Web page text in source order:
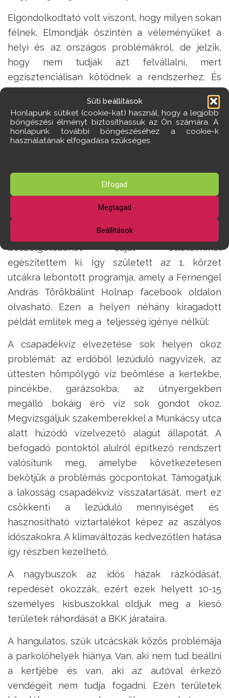
Süti beállítások
Honlapunk sütiket (cookie-kat) használ, hogy a legjobb
böngészési élményt biztosíthassuk az Ön számára. A
honlapunk további böngészéséhez a cookie-k
használatának elfogadása szükséges.
Elfogad
Megtagad
Beállítások
Elgondolkodtató volt viszont, hogy milyen sokan
félnek. Elmondják őszintén a véleményüket a
helyi és az országos problémákról, de jelzik,
hogy nem tudják azt felvállalni, mert
egzisztenciálisan kötődnek a rendszerhez. És
tartanak kellemetlen retorzióktól kritikus
gondolataik miatt, hanem a legkülönbözőbb
állami vállalatoknál dolgozó emberek is félnek.
véleményüket. Az ötvenes évek szele kezd
lengedezni sajnos országszerte, és így
A lakókkal folytatott személyes
beszélgetéseket saját ötleteimmel
egészítettem ki. Így született az 1. körzet
utcákra lebontott programja, amely a Fernengel
András Törökbálint Holnap facebook oldalon
olvasható. Ezen a helyen néhány kiragadott
példát említek meg a teljesség igénye nélkül:
A csapadékvíz elvezetése sok helyen okoz
problémát: az erdőből lezúduló nagyvizek, az
úttesten hömpölygő víz beömlése a kertekbe,
pincékbe, garázsokba, az útnyergekben
megálló bokáig érő víz sok gondot okoz.
Megvizsgáljuk szakemberekkel a Munkácsy utca
alatt húzódó vízelvezető alagút állapotát. A
befogadó pontoktól alulról építkező rendszert
valósítunk meg, amelybe következetesen
bekötjük a problémás gócpontokat. Támogatjuk
a lakosság csapadékvíz visszatartását, mert ez
csökkenti a lezúduló mennyiséget és
hasznosítható víztartalékot képez az aszályos
időszakokra. A klímaváltozás kedvezőtlen hatása
így részben kezelhető.
A nagybuszok az idős házak rázkódását,
repedését okozzák, ezért ezek helyett 10-15
személyes kisbuszokkal oldjuk meg a kieső
területek ráhordását a BKK járataira.
A hangulatos, szűk utcácskák közös problémája
a parkolóhelyek hiánya. Van, aki nem tud beállni
a kertjébe és van, aki az autóval érkező
vendégeit nem tudja fogadni. Ezen területek